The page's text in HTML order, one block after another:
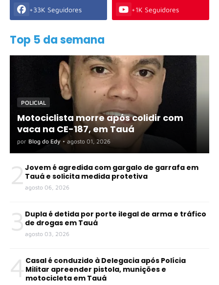
+33K Seguidores +1K Seguidores
Top 5 da semana
POLICIAL
Motociclista morre após colidir com
vaca na CE-187, em Tauá
por Blog do Edy • agosto 01, 2026
2 Jovem é agredida com gargalo de garrafa em
Tauá e solicita medida protetiva
agosto 06, 2026
3 Dupla é detida por porte ilegal de arma e tráfico
de drogas em Tauá
agosto 03, 2026
4 Casal é conduzido à Delegacia após Polícia
Militar apreender pistola, munições e
motocicleta em Tauá